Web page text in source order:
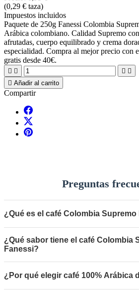
(0,29 € taza)
Impuestos incluidos
Paquete de 250g Fanessi Colombia
Arábica colombiano. Calidad Supremo
afrutadas, cuerpo equilibrado y crema
especialidad. Compra al mejor precio con
gratis desde 40€.
   
 Añadir al carrito
Compartir
Preguntas
¿Qué es el café Colombia Supremo
¿Qué sabor tiene el café Colombia
Fanessi?
¿Por qué elegir café 100% Arábica